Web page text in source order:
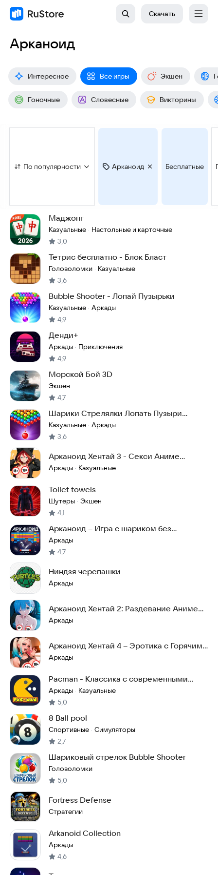
Скачать
Арканоид
Интересное Все игры Экшен
Гоночные Словесные Викторины
По популярности Арканоид Бесплатные
Маджонг
Казуальные · Настольные и карточные
3,0
Тетрис бесплатно - Блок Бласт
Головоломки · Казуальные
3,6
Bubble Shooter - Лопай Пузырьки
Казуальные · Аркады
4,9
Денди+
Аркады · Приключения
4,9
Морской Бой 3D
Экшен
4,7
Шарики Стрелялки Лопать Пузыри
Bubble Shooter Pop!
Казуальные · Аркады
3,6
Арканоид Хентай 3 - Секси Аниме
Красотки
Аркады · Казуальные
Toilet towels
Шутеры · Экшен
4,1
Арканоид – Игра с шариком без
интернета
Аркады
4,7
Ниндзя черепашки
Аркады
Арканоид Хентай 2: Раздевание Аниме
Тян
Аркады
Арканоид Хентай 4 – Эротика с Горячими
Аниме Тян
Аркады
Pacman - Классика с современными
возможностями!
Аркады · Казуальные
5,0
8 Ball pool
Спортивные · Симуляторы
2,7
Шариковый стрелок Bubble Shooter
Головоломки
5,0
Fortress Defense
Стратегии
Arkanoid Collection
Аркады
4,6